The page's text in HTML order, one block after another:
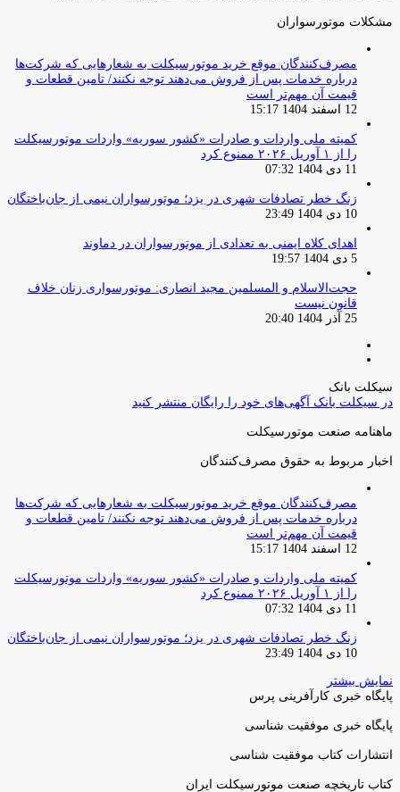
مشکلات موتورسواران
مصرف‌کنندگان موقع خرید موتورسیکلت به شعارهایی که شرکت‌ها
درباره خدمات پس از فروش می‌دهند توجه نکنند/ تامین قطعات و
قیمت آن مهم‌تر است
12 اسفند 1404 15:17
کمیته ملی واردات و صادرات «کشور سوریه» واردات موتورسیکلت
را از ۱ آوریل ۲۰۲۶ ممنوع کرد
11 دی 1404 07:32
زنگ خطر تصادفات شهری در یزد؛ موتورسواران نیمی از جان‌باختگان
10 دی 1404 23:49
اهدای کلاه ایمنی به تعدادی از موتورسواران در دماوند
5 دی 1404 19:57
حجت‌الاسلام و المسلمین مجید انصاری: موتورسواری زنان خلاف
قانون نیست
25 آذر 1404 20:40
سیکلت بانک
در سیکلت بانک آگهی‌های خود را رایگان منتشر کنید
ماهنامه صنعت موتورسیکلت
اخبار مربوط به حقوق مصرف‌کنندگان
مصرف‌کنندگان موقع خرید موتورسیکلت به شعارهایی که شرکت‌ها
درباره خدمات پس از فروش می‌دهند توجه نکنند/ تامین قطعات و
قیمت آن مهم‌تر است
12 اسفند 1404 15:17
کمیته ملی واردات و صادرات «کشور سوریه» واردات موتورسیکلت
را از ۱ آوریل ۲۰۲۶ ممنوع کرد
11 دی 1404 07:32
زنگ خطر تصادفات شهری در یزد؛ موتورسواران نیمی از جان‌باختگان
10 دی 1404 23:49
نمایش بیشتر
پایگاه خبری کارآفرینی پرس
پایگاه خبری موفقیت شناسی
انتشارات کتاب موفقیت شناسی
کتاب تاریخچه صنعت موتورسیکلت ایران